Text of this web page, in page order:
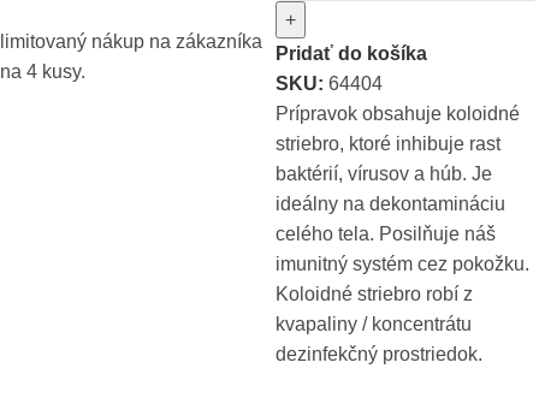
limitovaný nákup na zákazníka
na 4 kusy.
+
Pridať do košíka
SKU: 64404
Prípravok obsahuje koloidné
striebro, ktoré inhibuje rast
baktérií, vírusov a húb. Je
ideálny na dekontamináciu
celého tela. Posilňuje náš
imunitný systém cez pokožku.
Koloidné striebro robí z
kvapaliny / koncentrátu
dezinfekčný prostriedok.